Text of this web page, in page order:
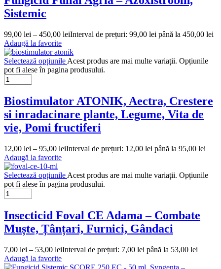
Sistemic
99,00 lei – 450,00 leiInterval de prețuri: 99,00 lei până la 450,00 lei
Adaugă la favorite
Selectează opțiunile Acest produs are mai multe variații. Opțiunile
pot fi alese în pagina produsului.
Biostimulator ATONIK, Aectra, Crestere
si inradacinare plante, Legume, Vita de
vie, Pomi fructiferi
12,00 lei – 95,00 leiInterval de prețuri: 12,00 lei până la 95,00 lei
Adaugă la favorite
Selectează opțiunile Acest produs are mai multe variații. Opțiunile
pot fi alese în pagina produsului.
Insecticid Foval CE Adama – Combate
Muște, Țânțari, Furnici, Gândaci
7,00 lei – 53,00 leiInterval de prețuri: 7,00 lei până la 53,00 lei
Adaugă la favorite